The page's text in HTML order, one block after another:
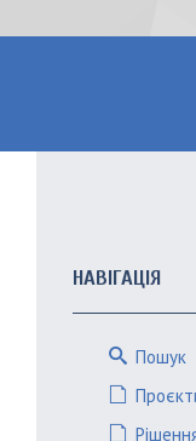
НАВІГАЦІЯ
Пошук